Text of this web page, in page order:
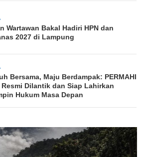
Wartawan Bakal Hadiri HPN dan
2027 di Lampung
Bersama, Maju Berdampak: PERMAHI
Resmi Dilantik dan Siap Lahirkan
Hukum Masa Depan